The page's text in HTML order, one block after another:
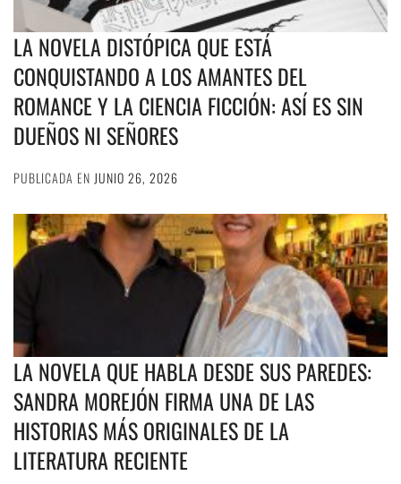
LA NOVELA DISTÓPICA QUE ESTÁ
CONQUISTANDO A LOS AMANTES DEL
ROMANCE Y LA CIENCIA FICCIÓN: ASÍ ES SIN
DUEÑOS NI SEÑORES
PUBLICADA EN JUNIO 26, 2026
LA NOVELA QUE HABLA DESDE SUS PAREDES:
SANDRA MOREJÓN FIRMA UNA DE LAS
HISTORIAS MÁS ORIGINALES DE LA
LITERATURA RECIENTE